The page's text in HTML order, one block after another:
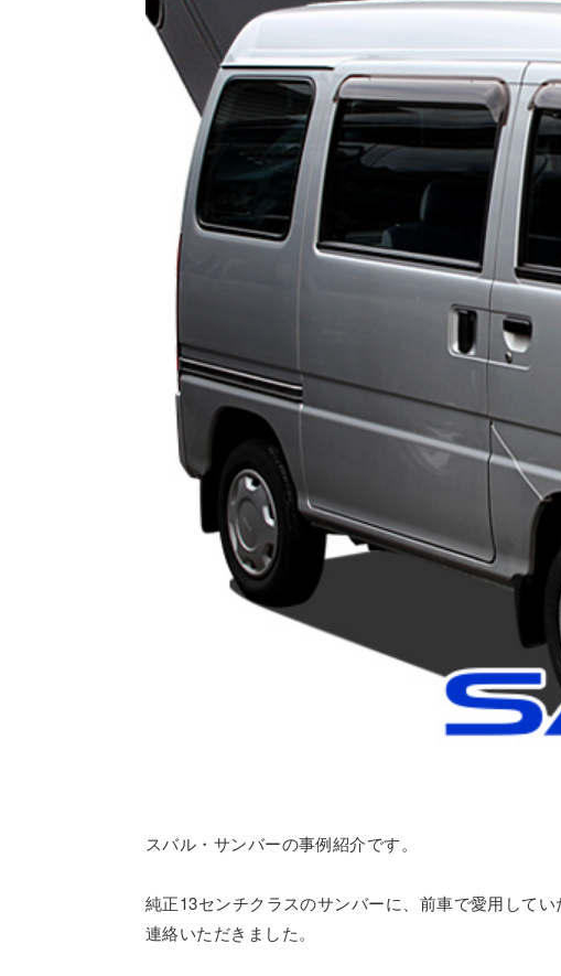
スバル・サンバーの事例紹介です。
純正13センチクラスのサンバーに、前車で愛用して
連絡いただきました。